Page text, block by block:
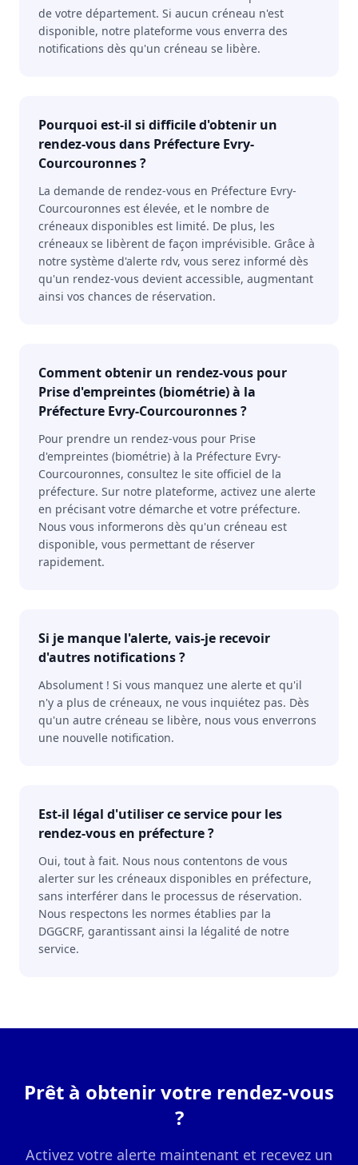
de votre département. Si aucun créneau n'est
disponible, notre plateforme vous enverra des
notifications dès qu'un créneau se libère.
Pourquoi est-il si difficile d'obtenir un
rendez-vous dans Préfecture Evry-
Courcouronnes ?
La demande de rendez-vous en Préfecture Evry-
Courcouronnes est élevée, et le nombre de
créneaux disponibles est limité. De plus, les
créneaux se libèrent de façon imprévisible. Grâce à
notre système d'alerte rdv, vous serez informé dès
qu'un rendez-vous devient accessible, augmentant
ainsi vos chances de réservation.
Comment obtenir un rendez-vous pour
Prise d'empreintes (biométrie) à la
Préfecture Evry-Courcouronnes ?
Pour prendre un rendez-vous pour Prise
d'empreintes (biométrie) à la Préfecture Evry-
Courcouronnes, consultez le site officiel de la
préfecture. Sur notre plateforme, activez une alerte
en précisant votre démarche et votre préfecture.
Nous vous informerons dès qu'un créneau est
disponible, vous permettant de réserver
rapidement.
Si je manque l'alerte, vais-je recevoir
d'autres notifications ?
Absolument ! Si vous manquez une alerte et qu'il
n'y a plus de créneaux, ne vous inquiétez pas. Dès
qu'un autre créneau se libère, nous vous enverrons
une nouvelle notification.
Est-il légal d'utiliser ce service pour les
rendez-vous en préfecture ?
Oui, tout à fait. Nous nous contentons de vous
alerter sur les créneaux disponibles en préfecture,
sans interférer dans le processus de réservation.
Nous respectons les normes établies par la
DGGCRF, garantissant ainsi la légalité de notre
service.
Prêt à obtenir votre rendez-vous
?
Activez votre alerte maintenant et recevez un